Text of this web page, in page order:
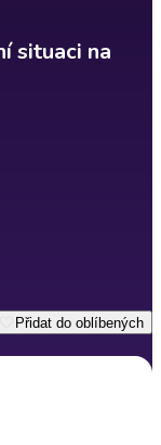
situaci na
Přidat do oblíbených